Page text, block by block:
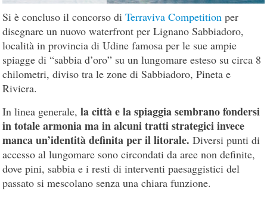
Si è concluso il concorso diTerraviva Competition per
disegnare un nuovo waterfront per Lignano Sabbiadoro,
località in provincia di Udine famosa per le sue ampie
spiagge di “sabbia d’oro” su un lungomare esteso su circa 8
chilometri, diviso tra le zone di Sabbiadoro, Pineta e
Riviera.
In linea generale,la città e la spiaggia sembrano fondersi
in totale armonia ma in alcuni tratti strategici invece
manca un’identità definita per il litorale. Diversi punti di
accesso al lungomare sono circondati da aree non definite,
dove pini, sabbia e i resti di interventi paesaggistici del
passato si mescolano senza una chiara funzione.